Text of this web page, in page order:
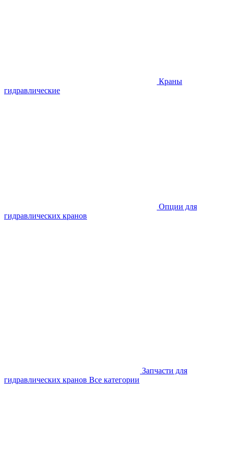
Краны
гидравлические
Опции для
гидравлических кранов
Запчасти для
гидравлических кранов Все категории